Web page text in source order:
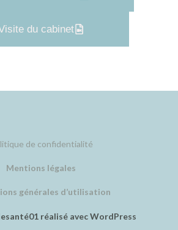
du cabinet
de confidentialité
Mentions légales
générales d’utilisation
réalisé avec WordPress